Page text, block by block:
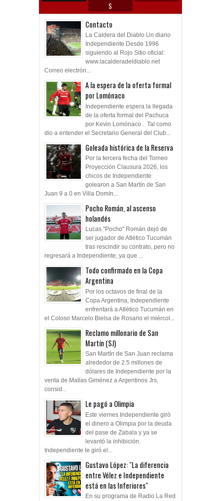
S
Contacto
La Caldera del Diablo Un diario
Independiente Desde 1996
siguiendo al Rojo Sitio oficial:
www.lacalderadeldiablo.net
Correo electrón...
A la espera de la oferta formal
por Lomónaco
Independiente espera la llegada
de la oferta formal del Pachuca
por Kevin Lomónaco . Tal como
dio a entender el Secretario General del Club...
Goleada histórica de la Reserva
Por la tercera fecha del Torneo
Proyección Clausura 2026, los
chicos de Independiente
golearon a San Martín de San
Juan 9 a 0 en Villa Domín...
Pocho Román, al ascenso
holandés
Lucas "Pocho" Román dejó de
ser jugador de Atlético Tucumán
tras rescindir su contrato, pero no
regresará a Independiente, ya que ...
Todo confirmado en la Copa
Argentina
Por los octavos de final de la
Copa Argentina, Independiente
enfrentará a Atlético Tucumán en
el Coloso Marcelo Bielsa de Rosario el miércol...
Reclamo millonario de San
Martín (SJ)
San Martín de San Juan reclama
alrededor de 2.5 millones de
dólares de Independiente por la
venta de Matías Giménez a Argentinos Jrs,
consid...
Le pagó a Olimpia
Este viernes Independiente giró
el dinero a Olimpia por la deuda
del pase de Zabala y ya se
levantó la inhibición.
Independiente le giró el...
Gustavo López: "La diferencia
entre Vélez e Independiente
está en las Inferiores"
En su programa de Radio La Red